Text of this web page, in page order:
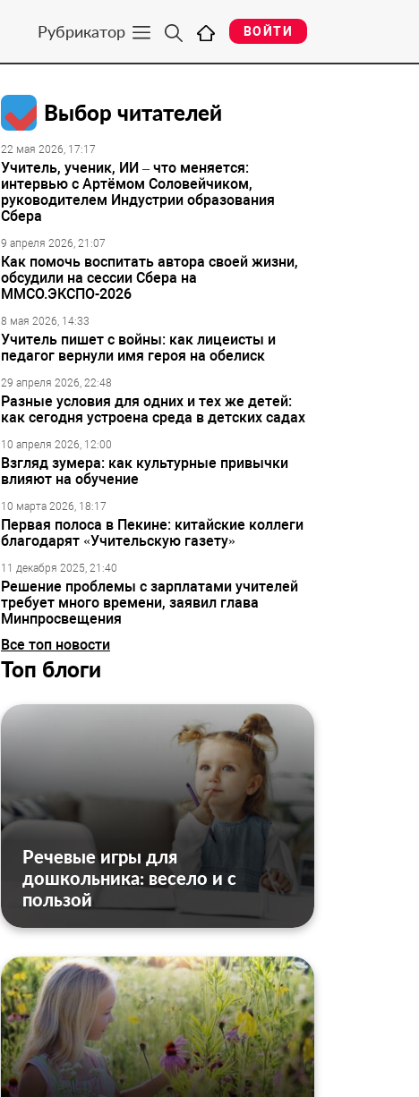
Рубрикатор ВОЙТИ
Выбор читателей
22 мая 2026, 17:17
Учитель, ученик, ИИ – что меняется:
интервью с Артёмом Соловейчиком,
руководителем Индустрии образования
Сбера
9 апреля 2026, 21:07
Как помочь воспитать автора своей жизни,
обсудили на сессии Сбера на
ММСО.ЭКСПО-2026
8 мая 2026, 14:33
Учитель пишет с войны: как лицеисты и
педагог вернули имя героя на обелиск
29 апреля 2026, 22:48
Разные условия для одних и тех же детей:
как сегодня устроена среда в детских садах
10 апреля 2026, 12:00
Взгляд зумера: как культурные привычки
влияют на обучение
10 марта 2026, 18:17
Первая полоса в Пекине: китайские коллеги
благодарят «Учительскую газету»
11 декабря 2025, 21:40
Решение проблемы с зарплатами учителей
требует много времени, заявил глава
Минпросвещения
Все топ новости
Топ блоги
Речевые игры для
дошкольника: весело и с
пользой